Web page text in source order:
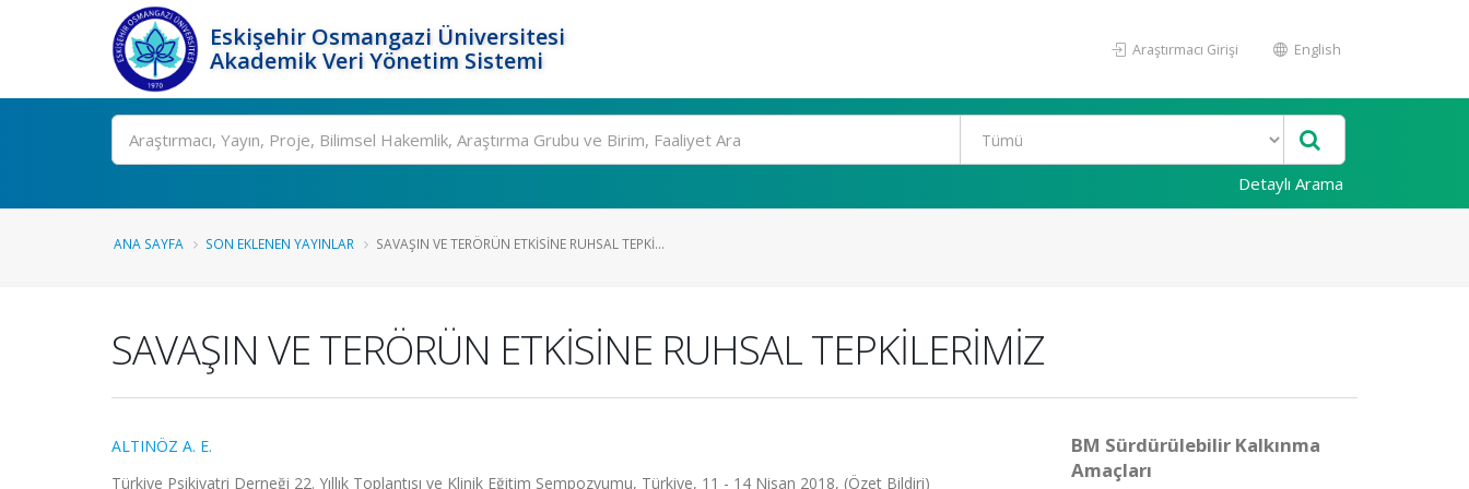
Eskişehir Osmangazi Üniversitesi
Akademik Veri Yönetim Sistemi
Araştırmacı Girişi English
Ara
Detaylı Arama
ANA SAYFA SON EKLENEN YAYINLAR SAVAŞIN VE TERÖRÜN ETKİSİNE RUHSAL TEPKİ...
SAVAŞIN VE TERÖRÜN ETKİSİNE RUHSAL TEPKİLERİMİZ
ALTINÖZ A. E.
Türkiye Psikiyatri Derneği 22. Yıllık Toplantısı ve Klinik Eğitim Sempozyumu, Türkiye, 11 - 14 Nisan 2018, (Özet Bildiri)
BM Sürdürülebilir Kalkınma
Amaçları